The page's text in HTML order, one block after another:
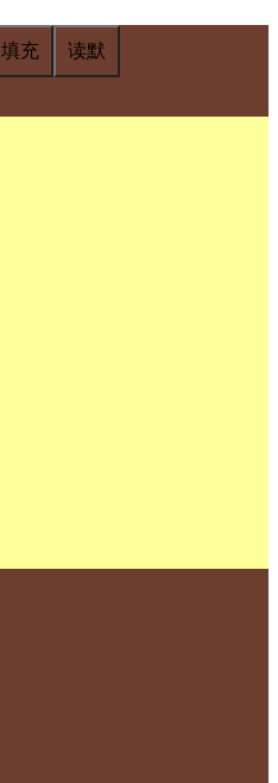
填充 读默